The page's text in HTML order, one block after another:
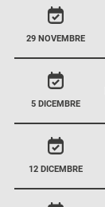
29 NOVEMBRE
5 DICEMBRE
12 DICEMBRE